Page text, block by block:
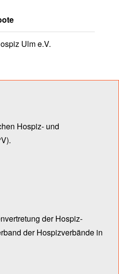
Ulm e.V.
Hospiz- und
der Hospiz­
der Hospiz­verbände in